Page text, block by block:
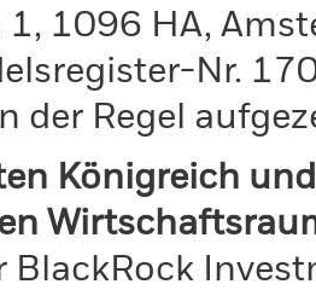
1096 HA,
Nr.
der Regel
Königreich
BlackRock